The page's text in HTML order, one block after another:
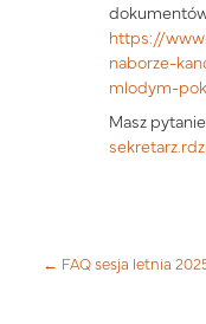
https://
naborze-
mlodym-
Masz
← FAQ sesja letnia